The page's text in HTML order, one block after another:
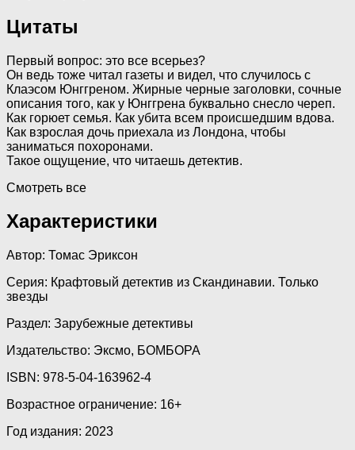
Цитаты
Первый вопрос: это все всерьез?
Он ведь тоже читал газеты и видел, что случилось с
Клаэсом Юнггреном. Жирные черные заголовки, сочные
описания того, как у Юнггрена буквально снесло череп.
Как горюет семья. Как убита всем происшедшим вдова.
Как взрослая дочь приехала из Лондона, чтобы
заниматься похоронами.
Такое ощущение, что читаешь детектив.
Смотреть все
Характеристики
Автор: Томас Эриксон
Серия: Крафтовый детектив из Скандинавии. Только
звезды
Раздел: Зарубежные детективы
Издательство: Эксмо, БОМБОРА
ISBN: 978-5-04-163962-4
Возрастное ограничение: 16+
Год издания: 2023